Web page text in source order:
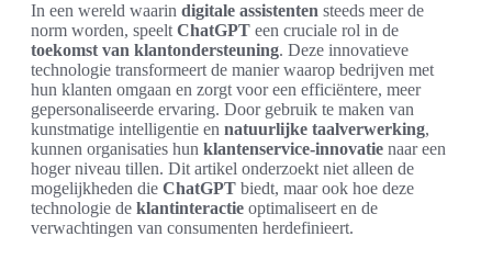
In een wereld waarin digitale assistenten steeds meer de
norm worden, speelt ChatGPT een cruciale rol in de
toekomst van klantondersteuning. Deze innovatieve
technologie transformeert de manier waarop bedrijven met
hun klanten omgaan en zorgt voor een efficiëntere, meer
gepersonaliseerde ervaring. Door gebruik te maken van
kunstmatige intelligentie en natuurlijke taalverwerking,
kunnen organisaties hun klantenservice-innovatie naar een
hoger niveau tillen. Dit artikel onderzoekt niet alleen de
mogelijkheden die ChatGPT biedt, maar ook hoe deze
technologie de klantinteractie optimaliseert en de
verwachtingen van consumenten herdefinieert.